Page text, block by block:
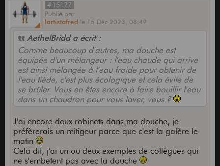
#15177
Publié par
lartistafred le 15 Déc 2023, 08:49
AethelBridd a écrit :
Comme beaucoup d'autres, ma douche est
équipée d'un mélangeur : l'eau chaude qui arrive
est ainsi mélangée à l'eau froide pour obtenir de
l'eau tiède, c'est plus écologique et cela évite de
se brûler. Vous en êtes encore à faire bouillir l'eau
dans un chaudron pour vous laver, vous ?
J'ai encore deux robinets dans ma douche, je
préfèrerais un mitigeur parce que c'est la galère le
matin
Cela dit, j'ai un ou deux exemples de collègues qui
ne s'embetent pas avec la douche